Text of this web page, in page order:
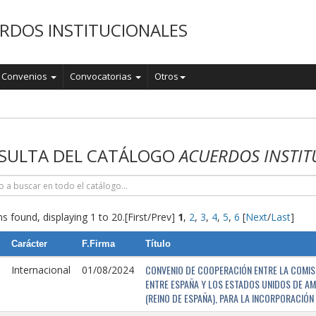
INSTITUCIONALES
Convenios Convocatorias Otros
DEL CATÁLOGOACUERDOS
found, displaying 1 to 20.[First/Prev] 1, 2, 3, 4, 5, 6 [Next/Last]
Carácter F.Firma Título
Internacional 01/08/2024
CONVENIO DE COOPERACIÓN ENTRE LA
ENTRE ESPAÑA Y LOS ESTADOS UNIDOS DE
(REINO DE ESPAÑA), PARA LA